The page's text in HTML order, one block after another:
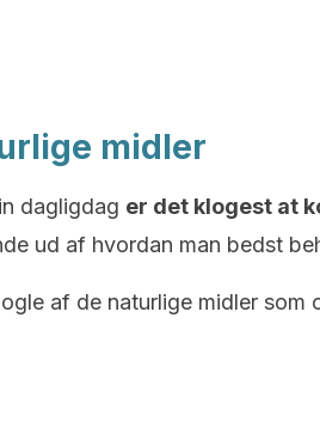
midler
dagligdag er det klogest at
ud af hvordan man bedst
af de naturlige midler som